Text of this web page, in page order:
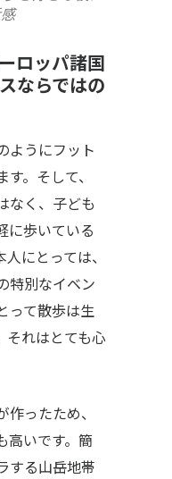
ロッパ諸国
ならではの
ようにフット
。そして、
なく、子ども
に歩いている
にとっては、
特別なイベン
って散歩は生
それはとても心
ったため、
高いです。簡
する山岳地帯